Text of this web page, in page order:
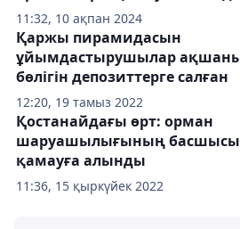
11:32, 10 ақпан 2024
12:20, 19 тамыз 2022
Қаржы пирамидасын
ұйымдастырушылар
бөлігін депозиттерге салған
11:36, 15 қыркүйек 2022
Қостанайдағы өрт: орман
шаруашылығының басшысы
қамауға алынды